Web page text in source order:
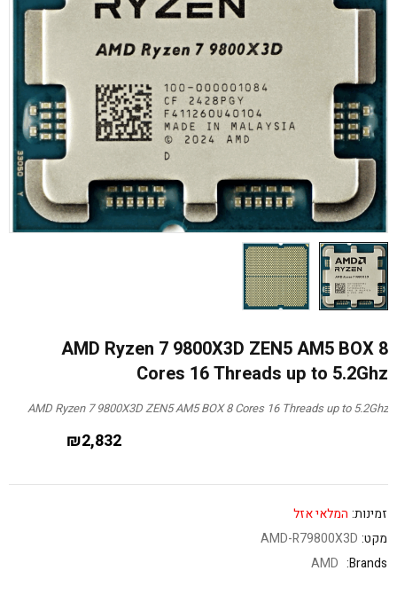
AMD Ryzen 7 9800X3D ZEN5 AM5 BOX 8
Cores 16 Threads up to 5.2Ghz
AMD Ryzen 7 9800X3D ZEN5 AM5 BOX 8 Cores 16 Threads up to 5.2Ghz
₪2,832
זמינות: המלאי אזל
מקט: AMD-R79800X3D
Brands:
AMD